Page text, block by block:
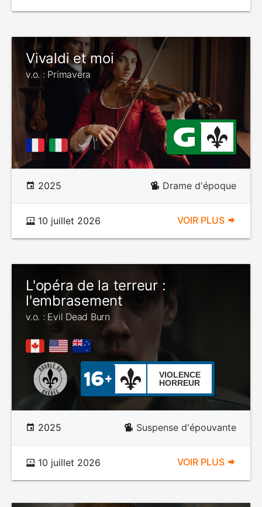
Vivaldi et moi
v.o. : Primavera
2025 Drame d'époque
10 juillet 2026 VOIR PLUS
L'opéra de la terreur :
l'embrasement
v.o. : Evil Dead Burn
VIOLENCE
HORREUR
2025 Suspense d'épouvante
10 juillet 2026 VOIR PLUS